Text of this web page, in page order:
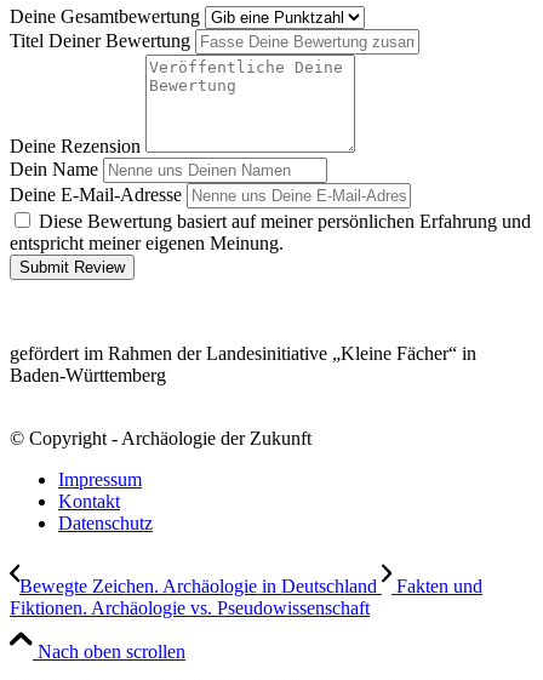
Deine Gesamtbewertung
Titel Deiner Bewertung
Deine Rezension
Dein Name
Deine E-Mail-Adresse
Diese Bewertung basiert auf meiner persönlichen Erfahrung und
entspricht meiner eigenen Meinung.
Submit Review
gefördert im Rahmen der Landesinitiative „Kleine Fächer“ in
Baden-Württemberg
© Copyright - Archäologie der Zukunft
Impressum
Kontakt
Datenschutz
Bewegte Zeichen. Archäologie in Deutschland
Fakten und
Fiktionen. Archäologie vs. Pseudowissenschaft
Nach oben scrollen